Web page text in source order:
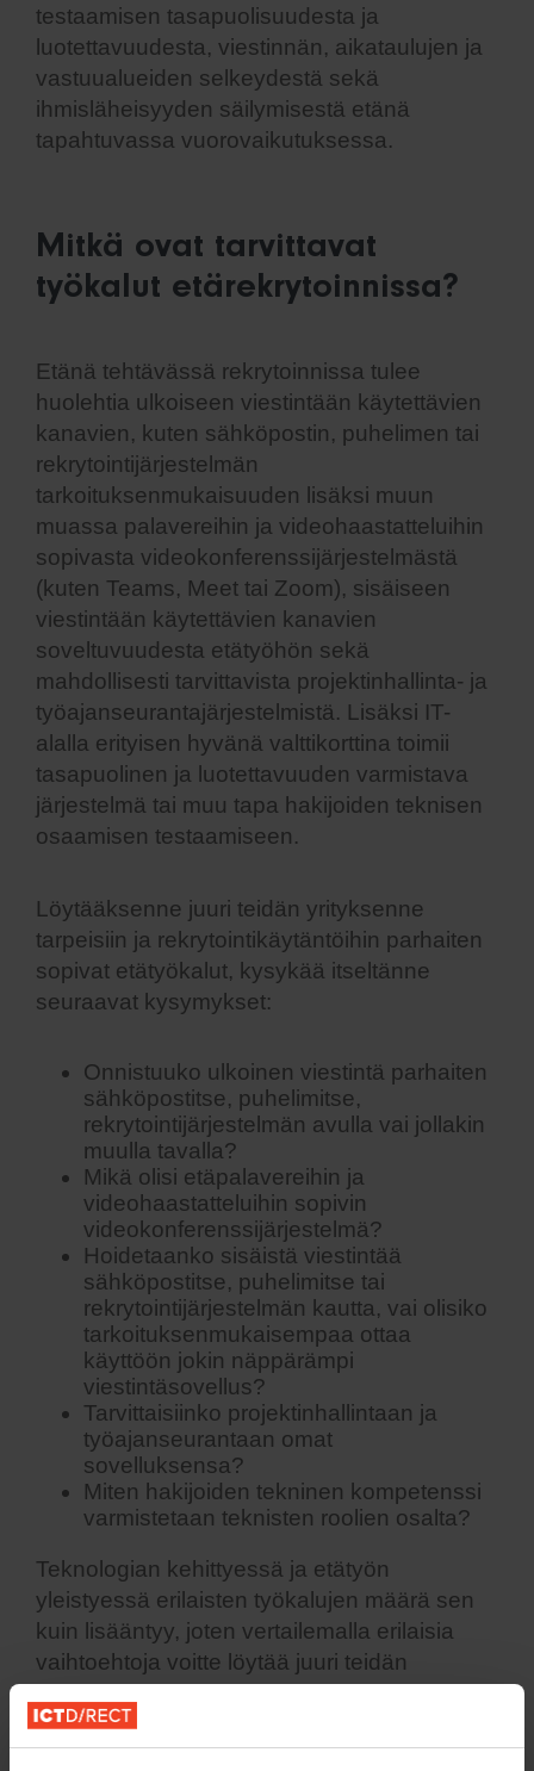
testaamisen tasapuolisuudesta ja
luotettavuudesta, viestinnän, aikataulujen ja
vastuualueiden selkeydestä sekä
ihmisläheisyyden säilymisestä etänä
tapahtuvassa vuorovaikutuksessa.
Mitkä ovat tarvittavat
työkalut etärekrytoinnissa?
Etänä tehtävässä rekrytoinnissa tulee
huolehtia ulkoiseen viestintään käytettävien
kanavien, kuten sähköpostin, puhelimen tai
rekrytointijärjestelmän
tarkoituksenmukaisuuden lisäksi muun
muassa palavereihin ja videohaastatteluihin
sopivasta videokonferenssijärjestelmästä
(kuten Teams, Meet tai Zoom), sisäiseen
viestintään käytettävien kanavien
soveltuvuudesta etätyöhön sekä
mahdollisesti tarvittavista projektinhallinta- ja
työajanseurantajärjestelmistä. Lisäksi IT-
alalla erityisen hyvänä valttikorttina toimii
tasapuolinen ja luotettavuuden varmistava
järjestelmä tai muu tapa hakijoiden teknisen
osaamisen testaamiseen.
Löytääksenne juuri teidän yrityksenne
tarpeisiin ja rekrytointikäytäntöihin parhaiten
sopivat etätyökalut, kysykää itseltänne
seuraavat kysymykset:
Onnistuuko ulkoinen viestintä parhaiten
sähköpostitse, puhelimitse,
rekrytointijärjestelmän avulla vai jollakin
muulla tavalla?
Mikä olisi etäpalavereihin ja
videohaastatteluihin sopivin
videokonferenssijärjestelmä?
Hoidetaanko sisäistä viestintää
sähköpostitse, puhelimitse tai
rekrytointijärjestelmän kautta, vai olisiko
tarkoituksenmukaisempaa ottaa
käyttöön jokin näppärämpi
viestintäsovellus?
Tarvittaisiinko projektinhallintaan ja
työajanseurantaan omat
sovelluksensa?
Miten hakijoiden tekninen kompetenssi
varmistetaan teknisten roolien osalta?
Teknologian kehittyessä ja etätyön
yleistyessä erilaisten työkalujen määrä sen
kuin lisääntyy, joten vertailemalla erilaisia
vaihtoehtoja voitte löytää juuri teidän
sopivat ratkaisut.